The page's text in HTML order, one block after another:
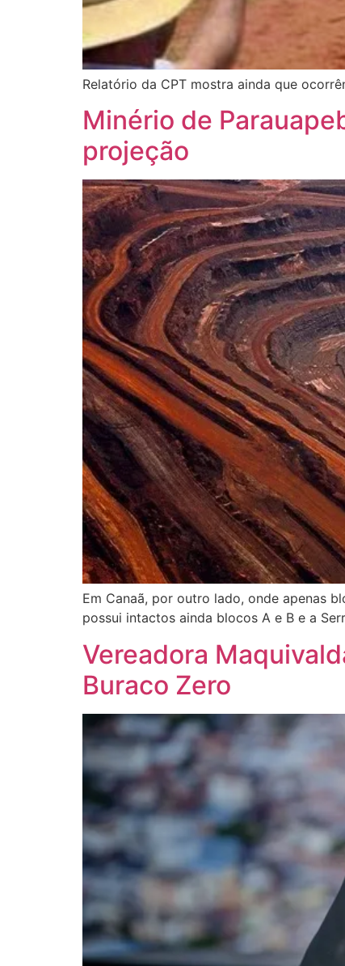
Relatório da CPT mostra ainda que
Minério de
projeção
Em Canaã, por outro lado, onde apenas
possui intactos ainda blocos A e B e a
Vereadora
Buraco Zero